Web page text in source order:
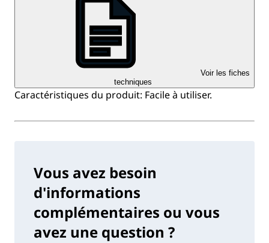
Voir les fiches
techniques
Caractéristiques du produit: Facile à utiliser.
Vous avez besoin
d'informations
complémentaires ou vous
avez une question ?